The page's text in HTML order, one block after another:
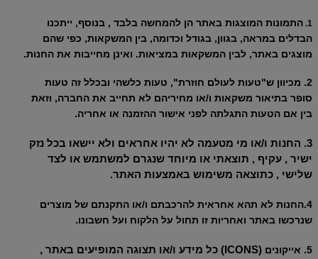
1. התמונות המוצגות באתר הן להמחשה בלבד , בנוסף, ייתכנו
הבדלים במראה, בגוון, בגודל וכדומה, בין המשקאות, כפי שהם
מוצגים באתר, לבין המשקאות במציאות. ואינן מחייבות את החנות.
2. מכיוון ש"טעות לעולם חוזרת", טעות כלשהי ובכלל זה טעות
סופר בתיאור משקאות ו/או מחיריהם לא תחייב את החברה, וזאת
בין אם הטעות התגלתה לפני אישור ההזמנה או אחריה.
3. החנות ו/או מי מטעמה לא יהיו אחראים ולא יישאו בכל נזק
ישיר , עקיף , תוצאתי או מיוחד שנגרם למשתמש או לצד
שלישי , כתוצאה משימוש באמצעות האתר.
4.החנות לא תהא אחראית להרכבתם ו/או התקנתם של מוצרים
שנרכשו באתר ואחריות זו תחול על הלקוח ועל חשבונו.
5. אייקונים (ICONS) כל מידע ו/או תצוגה המופיעים באתר ,